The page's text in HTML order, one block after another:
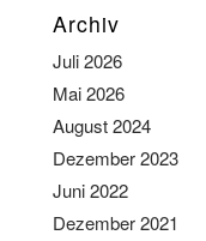
Archiv
Juli 2026
Mai 2026
August 2024
Dezember 2023
Juni 2022
Dezember 2021